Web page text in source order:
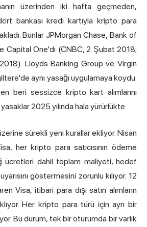
üzerinden iki hafta geçmeden,
bankası kredi kartıyla kripto para
Bunlar JPMorgan Chase, Bank of
Capital One'dı (CNBC, 2 Şubat 2018;
Lloyds Banking Group ve Virgin
aynı yasağı uygulamaya koydu.
beri sessizce kripto kart alımlarını
2025 yılında hala yürürlükte.
sürekli yeni kurallar ekliyor. Nisan
her kripto para satıcısının ödeme
ücretleri dahil toplam maliyeti, hedef
göstermesini zorunlu kılıyor. 12
Visa, itibari para dışı satın alımların
Her kripto para türü için ayrı bir
Bu durum, tek bir oturumda bir varlık